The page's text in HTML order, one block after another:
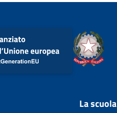
La scuola